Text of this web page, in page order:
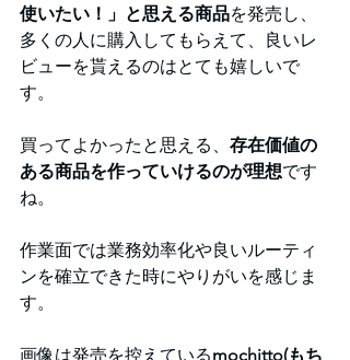
使いたい！」と思える商品を発売し、
多くの人に購入してもらえて、良いレ
ビューを貰えるのはとても嬉しいで
す。
買ってよかったと思える、 存在価値の
ある商品を作っていけるのが理想です
ね。
作業面では業務効率化や良いルーティ
ンを確立できた時にやりがいを感じま
す。
画像は発売を控えているmochitto(もち